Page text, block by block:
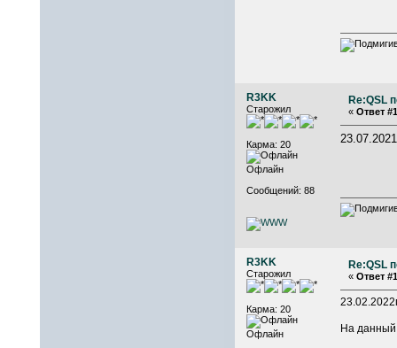
R3KK
Старожил
Карма: 20
Офлайн
Сообщений: 88
Re:QSL
« Ответ
R3KK
Старожил
Карма: 20
Офлайн
Re:QSL
« Ответ
На